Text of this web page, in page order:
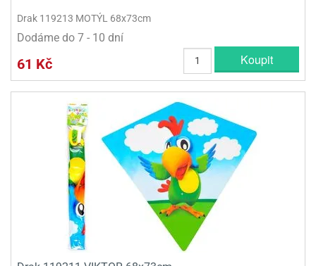
Drak 119213 MOTÝL 68x73cm
Dodáme do 7 - 10 dní
61 Kč Koupit